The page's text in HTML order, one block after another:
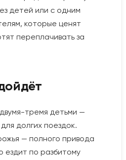
детей или с одним
которые ценят
переплачивать за
тремя детьми —
долгих поездок.
— полного привода
ездит по разбитому